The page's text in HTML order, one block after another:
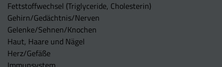
Fettstoffwechsel (Triglyceride, Cholesterin)
Gehirn/Gedächtnis/Nerven
Gelenke/Sehnen/Knochen
Haut, Haare und Nägel
Herz/Gefäße